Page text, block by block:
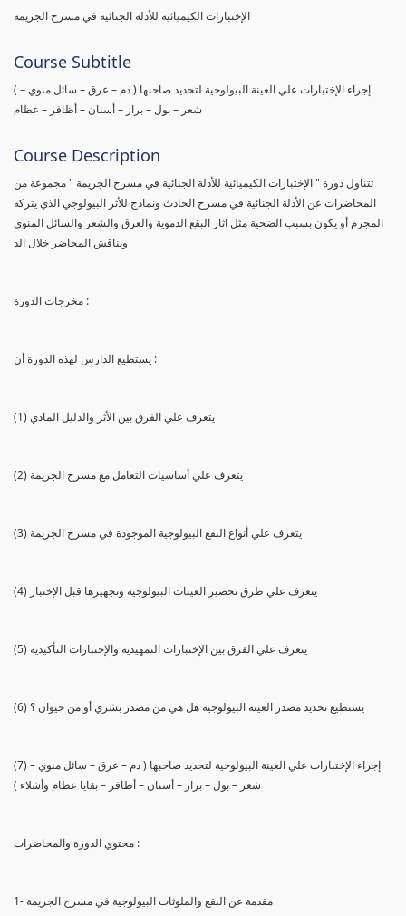
الإختبارات الكيميائية للأدلة الجنائية في مسرح الجريمة
Course Subtitle
( إجراء الإختبارات علي العينة البيولوجية لتحديد صاحبها ( دم – عرق – سائل منوي –
شعر – بول – براز – أسنان – أظافر – عظام
Course Description
تتناول دورة " الإختبارات الكيميائية للأدلة الجنائية في مسرح الجريمة " مجموعة من
المحاضرات عن الأدلة الجنائية في مسرح الحادث ونماذج للأثر البيولوجي الذي يتركه
المجرم أو يكون بسبب الضحية مثل اثار البقع الدموية والعرق والشعر والسائل المنوي
ويناقش المحاضر خلال الد
مخرجات الدورة :
يستطيع الدارس لهذه الدورة أن :
(1) يتعرف علي الفرق بين الأثر والدليل المادي
(2) يتعرف علي أساسيات التعامل مع مسرح الجريمة
(3) يتعرف علي أنواع البقع البيولوجية الموجودة في مسرح الجريمة
(4) يتعرف علي طرق تحضير العينات البيولوجية وتجهيزها قبل الإختبار
(5) يتعرف علي الفرق بين الإختبارات التمهيدية والإختبارات التأكيدية
(6) يستطيع تحديد مصدر العينة البيولوجية هل هي من مصدر بشري أو من حيوان ؟
(7) إجراء الإختبارات علي العينة البيولوجية لتحديد صاحبها ( دم – عرق – سائل منوي –
شعر – بول – براز – أسنان – أظافر – بقايا عظام وأشلاء )
محتوي الدورة والمحاضرات :
1- مقدمة عن البقع والملوثات البيولوجية في مسرح الجريمة